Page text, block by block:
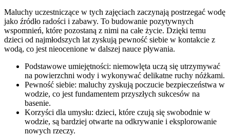
Maluchy uczestniczące w tych zajęciach zaczynają postrzegać wodę
jako źródło radości i zabawy. To budowanie pozytywnych
wspomnień, które pozostaną z nimi na całe życie. Dzięki temu
dzieci od najmłodszych lat zyskują pewność siebie w kontakcie z
wodą, co jest nieocenione w dalszej nauce pływania.
Podstawowe umiejętności: niemowlęta uczą się utrzymywać
na powierzchni wody i wykonywać delikatne ruchy nóżkami.
Pewność siebie: maluchy zyskują poczucie bezpieczeństwa w
wodzie, co jest fundamentem przyszłych sukcesów na
basenie.
Korzyści dla umysłu: dzieci, które czują się swobodnie w
wodzie, są bardziej otwarte na odkrywanie i eksplorowanie
nowych rzeczy.